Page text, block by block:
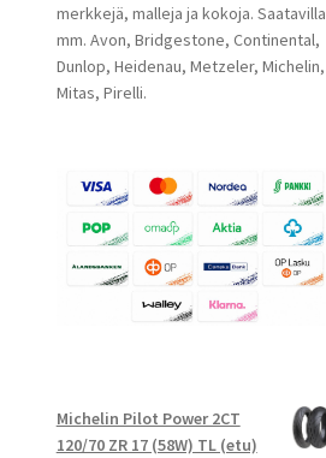
merkkejä, malleja ja kokoja. Saatavilla
mm. Avon, Bridgestone, Continental,
Dunlop, Heidenau, Metzeler, Michelin,
Mitas, Pirelli.
Michelin Pilot Power 2CT
120/70 ZR 17 (58W) TL (etu)